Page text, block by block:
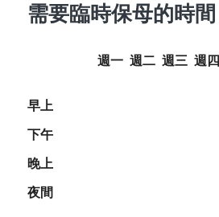
需要臨時保母的時間
週一 週二 週三 週四
早上
下午
晚上
夜間